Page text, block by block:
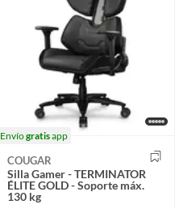
Envíogratisapp
COUGAR
Silla Gamer - TERMINATOR
ÉLITE GOLD - Soporte máx.
130 kg